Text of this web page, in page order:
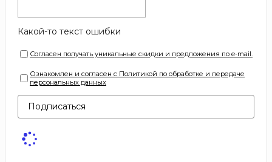
Какой-то текст ошибки
Согласен получать уникальные скидки и предложения по e-mail.
Ознакомлен и согласен с Политикой по обработке и передаче
персональных данных
Подписаться